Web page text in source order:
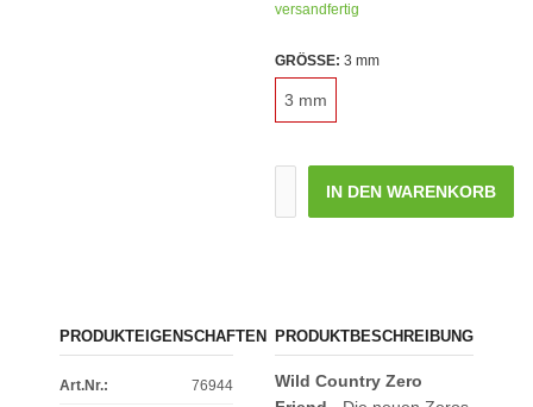
versandfertig
GRÖSSE: 3 mm
3 mm
IN DEN WARENKORB
PRODUKTEIGENSCHAFTEN
Art.Nr.: 76944
PRODUKTBESCHREIBUNG
Wild Country Zero